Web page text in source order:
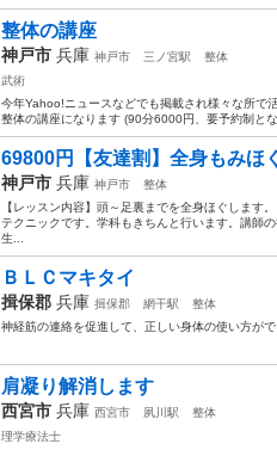
整体の講座
神戸市 兵庫 神戸市 三ノ宮駅
整体
武術
今年Yahoo!ニュースなどでも掲載され様々な所で
整体の講座になります (90分6000円、要予約制と
69800円【友達割】全身もみ
神戸市 兵庫 神戸市
整体
【レッスン内容】頭～足裏までを全身ほぐします
テクニックです。学科もきちんと行います。講師
生...
ＢＬＣマキタイ
揖保郡 兵庫 揖保郡 網干駅
整体
神経筋の連絡を促進して、正しい身体の使い方が
肩凝り解消します
西宮市 兵庫 西宮市 夙川駅
整体
理学療法士